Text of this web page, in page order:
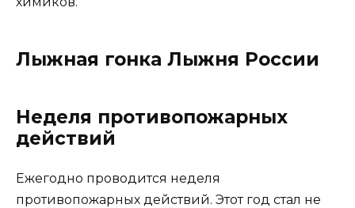
Лыжная гонка Лыжня России
Неделя противопожарных
действий
Ежегодно проводится неделя
противопожарных действий. Этот год стал не